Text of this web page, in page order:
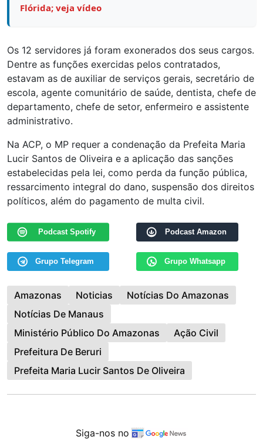
Flórida; veja vídeo
Os 12 servidores já foram exonerados dos seus cargos.
Dentre as funções exercidas pelos contratados,
estavam as de auxiliar de serviços gerais, secretário de
escola, agente comunitário de saúde, dentista, chefe de
departamento, chefe de setor, enfermeiro e assistente
administrativo.
Na ACP, o MP requer a condenação da Prefeita Maria
Lucir Santos de Oliveira e a aplicação das sanções
estabelecidas pela lei, como perda da função pública,
ressarcimento integral do dano, suspensão dos direitos
políticos, além do pagamento de multa civil.
Podcast Spotify Podcast Amazon
Grupo Telegram Grupo Whatsapp
Amazonas Noticias
Notícias Do Amazonas
Notícias De Manaus
Ministério Público Do Amazonas
Ação Civil
Prefeitura De Beruri
Prefeita Maria Lucir Santos De Oliveira
Siga-nos no